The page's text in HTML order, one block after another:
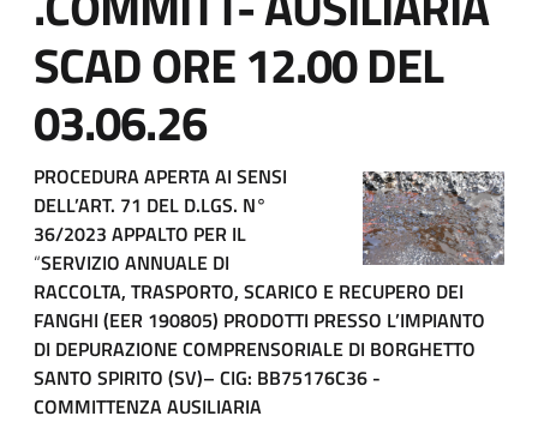
SCAD ORE 12.00 DEL
03.06.26
Block
it-
block-
italiagov-
content
PROCEDURA APERTA AI SENSI
DELL’ART. 71 DEL D.LGS. N°
36/2023 APPALTO PER IL
“SERVIZIO ANNUALE DI
RACCOLTA, TRASPORTO, SCARICO E RECUPERO DEI
FANGHI (EER 190805) PRODOTTI PRESSO L’IMPIANTO
DI DEPURAZIONE COMPRENSORIALE DI BORGHETTO
SANTO SPIRITO (SV)– CIG: BB75176C36 -
COMMITTENZA AUSILIARIA